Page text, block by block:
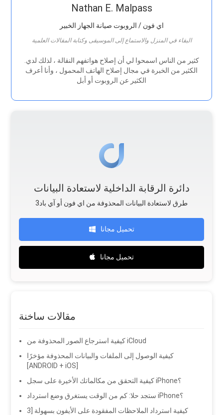
Nathan E. Malpass
اي فون / الروبوت صيانة الجهاز الخبير
البقاء في المنزل والاستماع إلى الموسيقى وكتابة المقالات العلمية
الكثير من الخبرة في مجال إصلاح الهاتف المحمول ، وأنا أعرف
الكثير عن الروبوت أو أبل
دائرة الرقابة الداخلية لاستعادة البيانات
طرق لاستعادة البيانات المحذوفة من اي فون أو آي باد3
تحميل مجانا
تحميل مجانا
مقالات ساخنة
كيفية استرجاع الصور المحذوفة من iCloud
كيفية الوصول إلى الملفات والبيانات المحذوفة مؤخرًا
[ANDROID + iOS]
كيفية التحقق من مكالماتك الأخيرة على سجل iPhone؟
ستجد حلا: كم من الوقت يستغرق وضع استرداد iPhone؟
كيفية استرداد الملاحظات المفقودة على الأيفون بسهولة [3